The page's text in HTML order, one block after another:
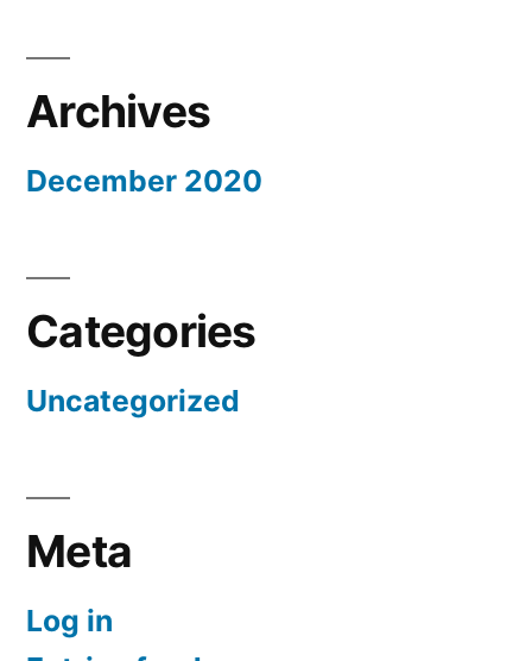
Archives
December 2020
Categories
Uncategorized
Meta
Log in